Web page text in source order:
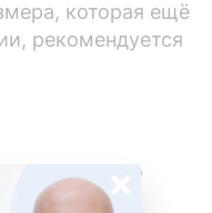
которая ещё
рекомендуется
в